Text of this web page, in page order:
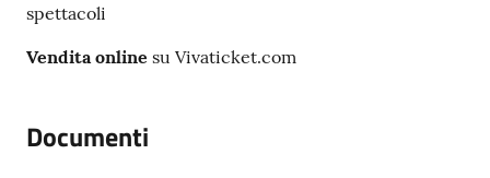
spettacoli
Vendita online su Vivaticket.com
Documenti